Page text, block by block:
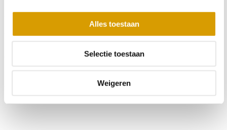
Alles toestaan
Selectie toestaan
Weigeren
2. Ferry Kraaij en Marcel v/d Kolk met 15,8 kilo
Ferry neemt momenteel de koppositie in het klassement. Mo en Shai
staat gepland op 3 januari, zien wij je daar?